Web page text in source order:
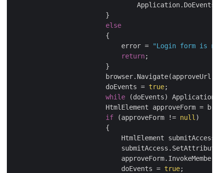
                        }
else
                        {
                            error =
"Login form is
return;
                        }
                        browser.Navigate(approveUrl);
                        doEvents =
true;
while (doEvents)
HtmlElement approveForm =
if (approveForm != null )
                        {
HtmlElement submitAccess
                            approveForm.InvokeMember(
                            doEvents =
true;